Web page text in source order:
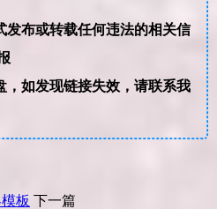
布或转载任何违法的相关信
如发现链接失效，请联系我
板 下一篇